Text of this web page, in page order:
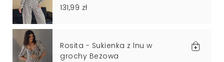
131,99 zł
Rosita - Sukienka z lnu w
grochy Beżowa